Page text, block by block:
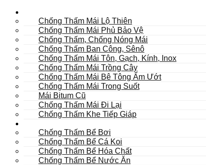
Chống Thấm Mái Lộ Thiên
Chống Thấm Mái Phủ Bảo Vệ
Chống Thấm, Chống Nóng Mái
Chống Thấm Ban Công, Sênô
Chống Thấm Mái Tôn, Gạch, Kính, Inox
Chống Thấm Mái Trồng Cây
Chống Thấm Mái Bê Tông Ẩm Ướt
Chống Thấm Mái Trong Suốt
Mái Bitum Cũ
Chống Thấm Mái Đi Lại
Chống Thấm Khe Tiếp Giáp
Chống Thấm Bể Bơi
Chống Thấm Bể Cá Koi
Chống Thấm Bể Hóa Chất
Chống Thấm Bể Nước Ăn